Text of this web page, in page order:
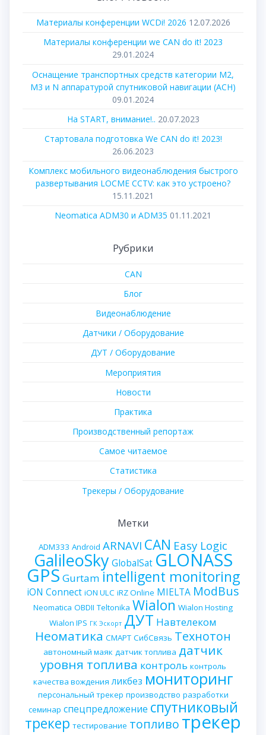
Материалы конференции WCDi! 2026 12.07.2026
Материалы конференции we CAN do it! 2023
29.01.2024
Оснащение транспортных средств категории М2,
М3 и N аппаратурой спутниковой навигации (АСН)
09.01.2024
На START, внимание!.. 20.07.2023
Стартовала подготовка We CAN do it! 2023!
26.06.2023
Комплекс мобильного видеонаблюдения быстрого
развертывания LOCME CCTV: как это устроено?
15.11.2021
Neomatica ADM30 и ADM35 01.11.2021
Рубрики
CAN
Блог
Видеонаблюдение
Датчики / Оборудование
ДУТ / Оборудование
Мероприятия
Новости
Практика
Производственный репортаж
Самое читаемое
Статистика
Трекеры / Оборудование
Метки
ADM333 Android ARNAVI CAN Easy Logic
GalileoSky GlobalSat GLONASS
GPS Gurtamintelligent monitoring
iON Connect iON ULC iRZ Online MIELTA ModBus
Neomatica OBDII Teltonika Wialon Wialon Hosting
Wialon IPS ГК Эскорт ДУТ Навтелеком
Неоматика СМАРТ СибСвязь Технотон
автономный маяк датчик топлива датчик
уровня топлива контроль контроль
качества вождения ликбез мониторинг
персональный трекер производство разработки
семинар спецпредложение спутниковый
трекер тестирование топливо трекер